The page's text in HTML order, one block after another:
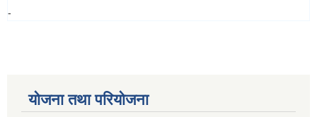
-
योजना तथा परियोजना